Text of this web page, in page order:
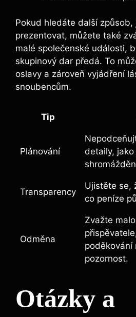
Pokud hledáte další způsob,
prezentovat, můžete také
malé společenské události,
skupinový dar předá. To
oslavy a zároveň vyjádření
snoubencům.
Tip
Plánování
detaily,
Transparency
Ujistěte se,
co peníze
Odměna
Zvažte
poděkování
pozornost.
Otázky a